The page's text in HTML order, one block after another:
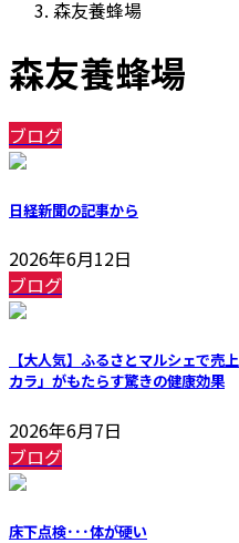
森友養蜂場
森友養蜂場
ブログ
日経新聞の記事から
2026年6月12日
ブログ
【大人気】ふるさとマルシェで
カラ」がもたらす驚きの健康効果
2026年6月7日
ブログ
床下点検･･･体が硬い